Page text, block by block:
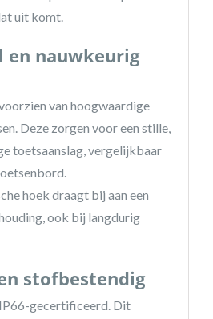
uit komt.
en nauwkeurig
van hoogwaardige
Deze zorgen voor een stille,
toetsaanslag, vergelijkbaar
hoek draagt bij aan een
ook bij langdurig
stofbestendig
gecertificeerd. Dit